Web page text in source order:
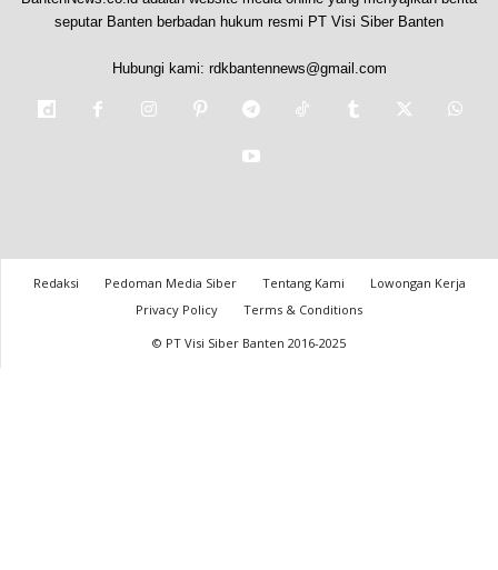
seputar Banten berbadan hukum resmi PT Visi Siber Banten
Hubungi kami: rdkbantennews@gmail.com
Redaksi Pedoman Media Siber Tentang Kami
Lowongan Kerja
Privacy Policy
Terms & Conditions
© PT Visi Siber Banten 2016-2025